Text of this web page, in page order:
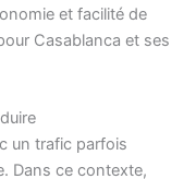
et facilité de
Casablanca et ses
un trafic parfois
Dans ce contexte,